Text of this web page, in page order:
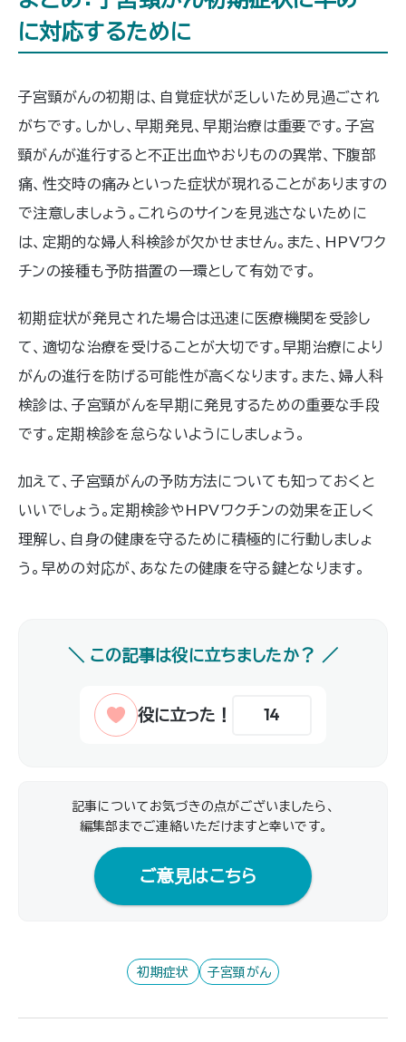
に対応するために
子宮頸がんの初期は、自覚症状が乏しいため見過ごされ
がちです。しかし、早期発見、早期治療は重要です。子宮
頸がんが進行すると不正出血やおりものの異常、下腹部
痛、性交時の痛みといった症状が現れることがありますの
で注意しましょう。これらのサインを見逃さないために
は、定期的な婦人科検診が欠かせません。また、HPVワク
チンの接種も予防措置の一環として有効です。
初期症状が発見された場合は迅速に医療機関を受診し
て、適切な治療を受けることが大切です。早期治療により
がんの進行を防げる可能性が高くなります。また、婦人科
検診は、子宮頸がんを早期に発見するための重要な手段
です。定期検診を怠らないようにしましょう。
加えて、子宮頸がんの予防方法についても知っておくと
いいでしょう。定期検診やHPVワクチンの効果を正しく
理解し、自身の健康を守るために積極的に行動しましょ
う。早めの対応が、あなたの健康を守る鍵となります。
14
記事についてお気づきの点がございましたら、
編集部までご連絡いただけますと幸いです｡
ご意見はこちら
初期症状 子宮頸がん